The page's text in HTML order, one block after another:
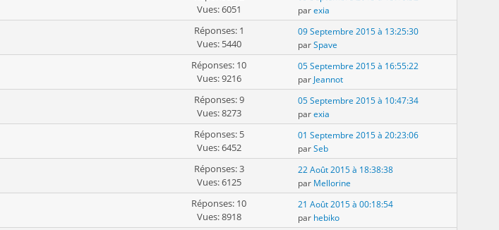
Vues: 6051
parexia
Réponses: 1
Vues: 5440
09 Septembre 2015 à 13:25:30
parSpave
Réponses: 10
Vues: 9216
05 Septembre 2015 à 16:55:22
par Jeannot
Réponses: 9
Vues: 8273
05 Septembre 2015 à 10:47:34
parexia
Réponses: 5
Vues: 6452
01 Septembre 2015 à 20:23:06
parSeb
Réponses: 3
Vues: 6125
22 Août 2015 à 18:38:38
par Mellorine
Réponses: 10
Vues: 8918
21 Août 2015 à 00:18:54
par hebiko